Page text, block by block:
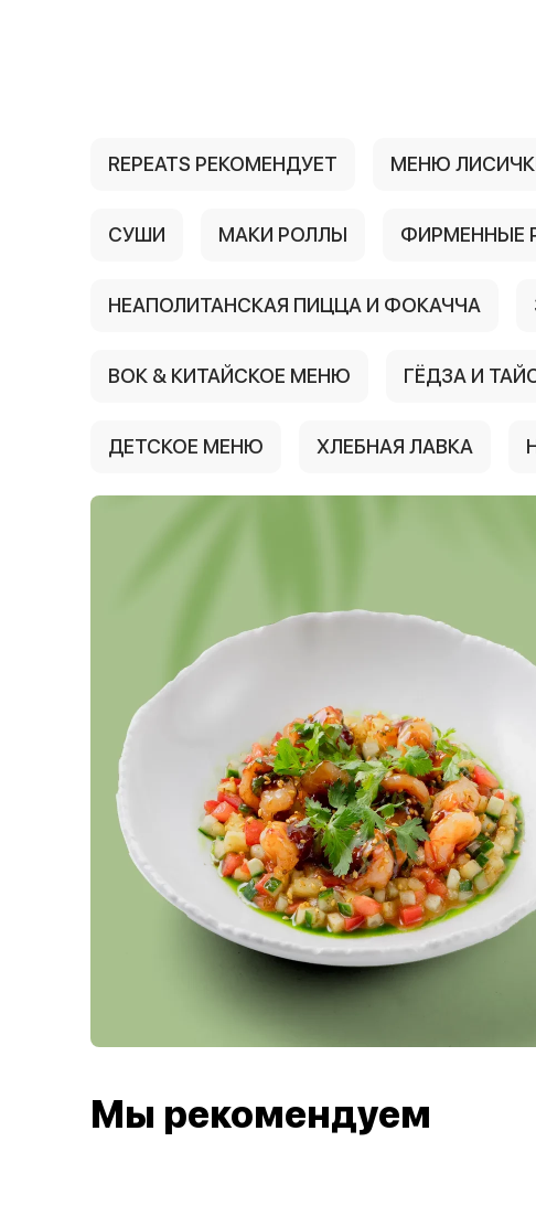
REPEATS РЕКОМЕНДУЕТ МЕНЮ
СУШИ МАКИ РОЛЛЫ ФИРМЕННЫЕ
НЕАПОЛИТАНСКАЯ ПИЦЦА И ФОКАЧЧА
ВОК & КИТАЙСКОЕ МЕНЮ ГЁДЗА И
ДЕТСКОЕ МЕНЮ ХЛЕБНАЯ ЛАВКА
Мы рекомендуем